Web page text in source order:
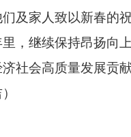
及家人致以新春的
，继续保持昂扬向
社会高质量发展贡